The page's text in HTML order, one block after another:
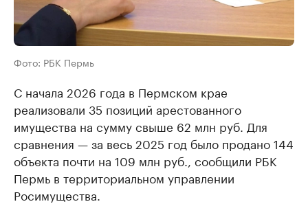
Фото: РБК Пермь
С начала 2026 года в Пермском крае
реализовали 35 позиций арестованного
имущества на сумму свыше 62 млн руб. Для
сравнения — за весь 2025 год было продано 144
объекта почти на 109 млн руб., сообщили РБК
Пермь в территориальном управлении
Росимущества.